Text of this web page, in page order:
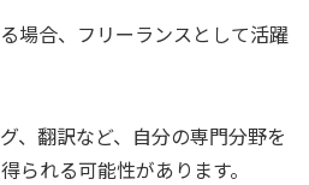
場合、フリーランスとして活躍
、翻訳など、自分の専門分野を
られる可能性があります。